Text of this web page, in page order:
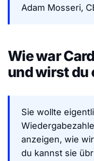
Adam Mosseri,
Wie war
und wirst du
Sie wollte
anzeigen, wie
du kannst sie